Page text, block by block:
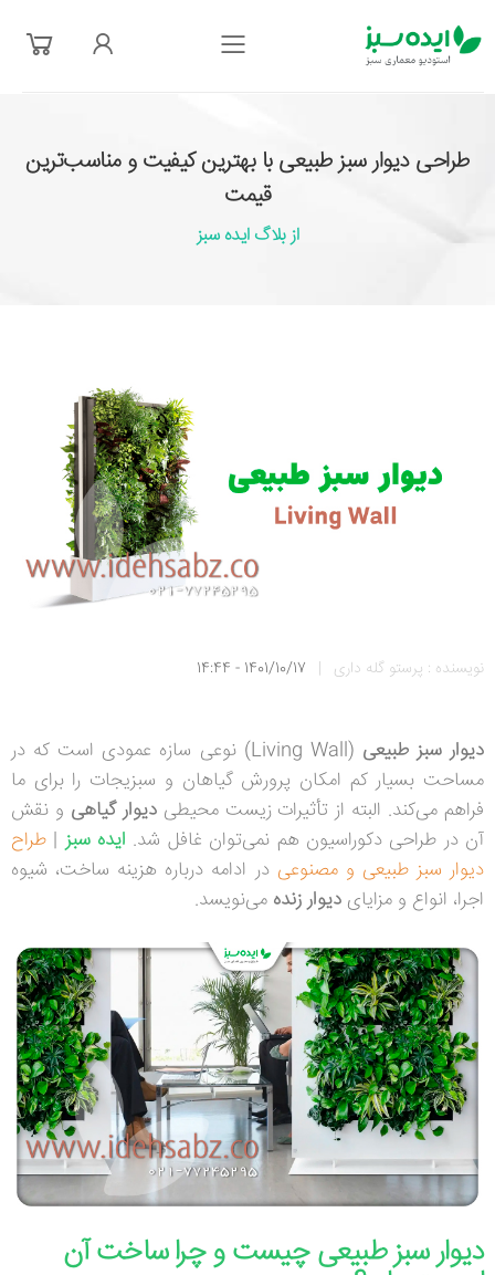
فهرست
طراحی دیوار سبز طبیعی با بهترین کیفیت و مناسب‌ترین
قیمت
از بلاگ ایده سبز
نویسنده : پرستو گله داری |
1401/10/17 - 14:44
دیوار سبز طبیعی (
Living Wall) نوعی سازه عمودی است که در
مساحت بسیار کم امکان پرورش گیاهان و سبزیجات را برای ما
فراهم می‌کند. البته از تأثیرات زیست محیطیدیوار گیاهی و نقش
آن در طراحی دکوراسیون هم نمی‌توان غافل شد. ایده سبز| طراح
دیوار سبز طبیعی و مصنوعی در ادامه درباره هزینه ساخت، شیوه
اجرا، انواع و مزایای دیوار زنده می‌نویسد.
دیوار سبز طبیعی چیست و چرا ساخت آن